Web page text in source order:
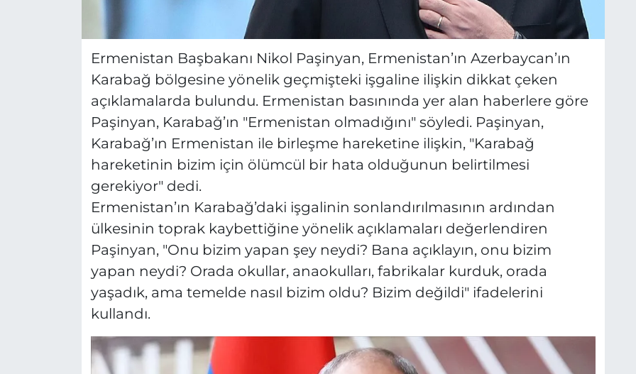
Ermenistan Başbakanı Nikol Paşinyan, Ermenistan’ın Azerbaycan’ın
Karabağ bölgesine yönelik geçmişteki işgaline ilişkin dikkat çeken
açıklamalarda bulundu. Ermenistan basınında yer alan haberlere göre
Paşinyan, Karabağ’ın "Ermenistan olmadığını" söyledi. Paşinyan,
Karabağ’ın Ermenistan ile birleşme hareketine ilişkin, "Karabağ
hareketinin bizim için ölümcül bir hata olduğunun belirtilmesi
gerekiyor" dedi.
Ermenistan’ın Karabağ’daki işgalinin sonlandırılmasının ardından
ülkesinin toprak kaybettiğine yönelik açıklamaları değerlendiren
Paşinyan, "Onu bizim yapan şey neydi? Bana açıklayın, onu bizim
yapan neydi? Orada okullar, anaokulları, fabrikalar kurduk, orada
yaşadık, ama temelde nasıl bizim oldu? Bizim değildi" ifadelerini
kullandı.